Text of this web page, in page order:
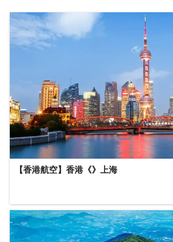
【香港航空】香港《》上海